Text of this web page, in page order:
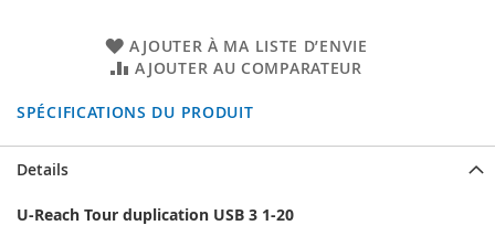
AJOUTER À MA LISTE D’ENVIE
AJOUTER AU COMPARATEUR
SPÉCIFICATIONS DU PRODUIT
Details
U-Reach Tour duplication USB 3 1-20